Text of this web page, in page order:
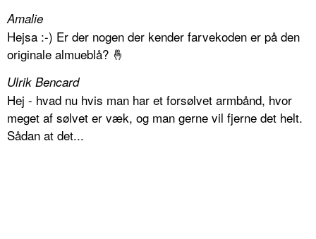
Amalie
Hejsa :-) Er der nogen der kender farvekoden er på den
originale almueblå? 🤞
Ulrik Bencard
Hej - hvad nu hvis man har et forsølvet armbånd, hvor
meget af sølvet er væk, og man gerne vil fjerne det helt.
Sådan at det...